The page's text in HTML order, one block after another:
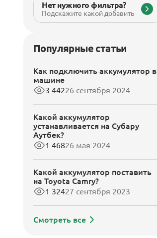
Нет нужного фильтра?
Подскажите какой добавить
Популярные статьи
Как подключить аккумулятор в
машине
3 44226 сентября 2024
Какой аккумулятор
устанавливается на Субару
Аутбек?
1 46826 мая 2024
Какой аккумулятор поставить
на Toyota Camry?
1 32427 сентября 2023
Смотреть все